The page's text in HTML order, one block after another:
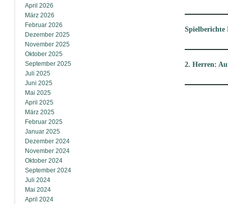
April 2026
März 2026
Februar 2026
Dezember 2025
November 2025
Oktober 2025
September 2025
Juli 2025
Juni 2025
Mai 2025
April 2025
März 2025
Februar 2025
Januar 2025
Dezember 2024
November 2024
Oktober 2024
September 2024
Juli 2024
Mai 2024
April 2024
Spielberichte
2. Herren: